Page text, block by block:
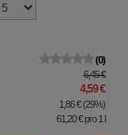
0
6,45 €
4,59 €
1,86 €(29%)
61,20 €pro 1 l